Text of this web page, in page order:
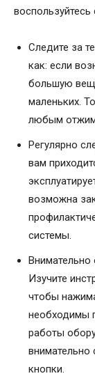
Следите за
как: если
большую
маленьких.
любым
Регулярно
вам
возможна
системы.
Внимательно
Изучите
чтобы
необходимы
работы
кнопки.